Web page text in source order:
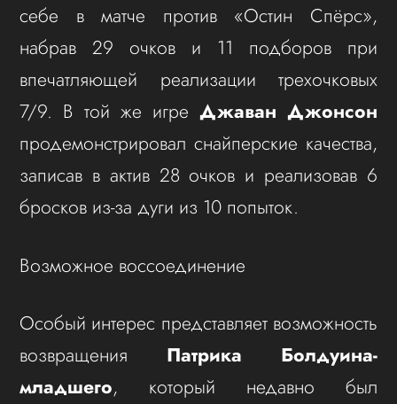
себе в матче против «Остин Спёрс»,
набрав 29 очков и 11 подборов при
впечатляющей реализации трехочковых
7/9. В той же игре Джаван Джонсон
продемонстрировал снайперские качества,
записав в актив 28 очков и реализовав 6
бросков из-за дуги из 10 попыток.
Возможное воссоединение
Особый интерес представляет возможность
возвращения Патрика Болдуина-
младшего, который недавно был